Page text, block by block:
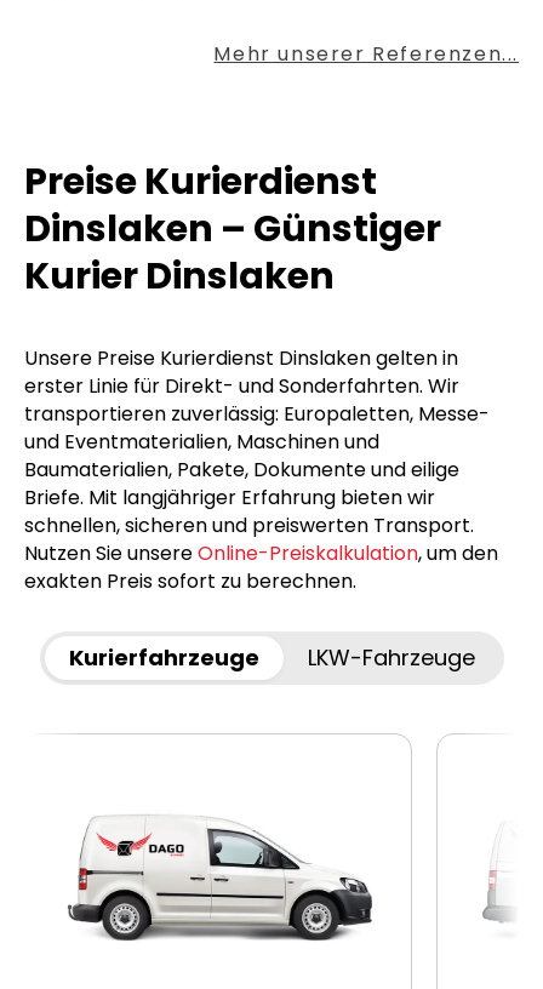
Mehr unserer Referenzen...
Preise Kurierdienst
Dinslaken – Günstiger
Kurier Dinslaken
Unsere Preise Kurierdienst Dinslaken gelten in
erster Linie für Direkt- und Sonderfahrten. Wir
transportieren zuverlässig: Europaletten, Messe-
und Eventmaterialien, Maschinen und
Baumaterialien, Pakete, Dokumente und eilige
Briefe. Mit langjähriger Erfahrung bieten wir
schnellen, sicheren und preiswerten Transport.
Nutzen Sie unsereOnline-Preiskalkulation, um den
exakten Preis sofort zu berechnen.
Kurierfahrzeuge LKW-Fahrzeuge